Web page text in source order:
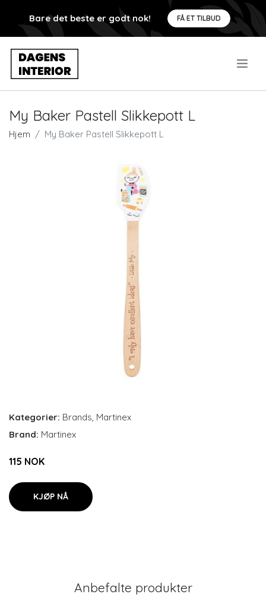
Bare det beste er godt nok! FÅ ET TILBUD
My Baker Pastell Slikkepott L
Hjem My Baker Pastell Slikkepott L
Kategorier: Brands, Martinex
Brand: Martinex
115 NOK
KJØP NÅ
Anbefalte produkter